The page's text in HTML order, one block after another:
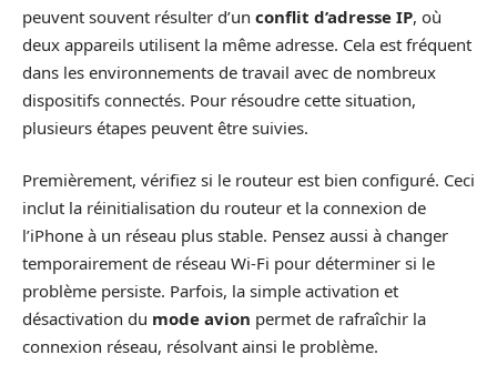
peuvent souvent résulter d’un conflit d’adresse IP, où
deux appareils utilisent la même adresse. Cela est fréquent
dans les environnements de travail avec de nombreux
dispositifs connectés. Pour résoudre cette situation,
plusieurs étapes peuvent être suivies.
Premièrement, vérifiez si le routeur est bien configuré. Ceci
inclut la réinitialisation du routeur et la connexion de
l’iPhone à un réseau plus stable. Pensez aussi à changer
temporairement de réseau Wi-Fi pour déterminer si le
problème persiste. Parfois, la simple activation et
désactivation du mode avion permet de rafraîchir la
connexion réseau, résolvant ainsi le problème.